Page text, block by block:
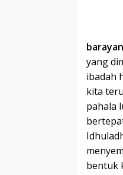
yang
ibadah
kita
pahala
bentuk